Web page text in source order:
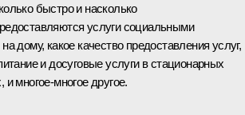
быстро и насколько
услуги социальными
дому, какое качество предоставления услуг,
и досуговые услуги в стационарных
и многое-многое другое.